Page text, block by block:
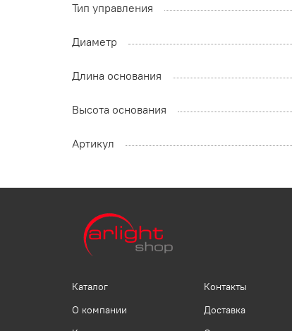
Тип управления
Диаметр
Длина основания
Высота основания
Артикул
Каталог
О компании
Контакты
Доставка